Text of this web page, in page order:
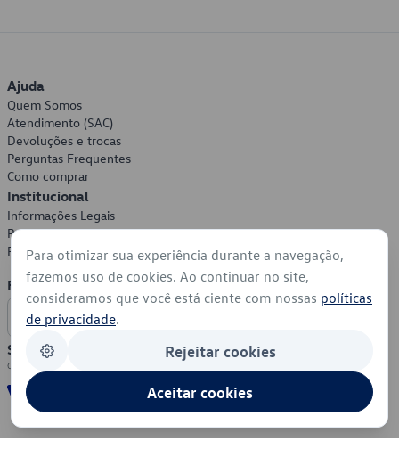
Ajuda
Quem Somos
Atendimento (SAC)
Devoluções e trocas
Perguntas Frequentes
Como comprar
Institucional
Informações Legais
Política de Privacidade
Política de Cookies
Formas de Pagamento
Segurança
Para otimizar sua experiência durante a navegação,
fazemos uso de cookies. Ao continuar no site,
consideramos que você está ciente com nossas políticas
de privacidade.
Rejeitar cookies
Aceitar cookies